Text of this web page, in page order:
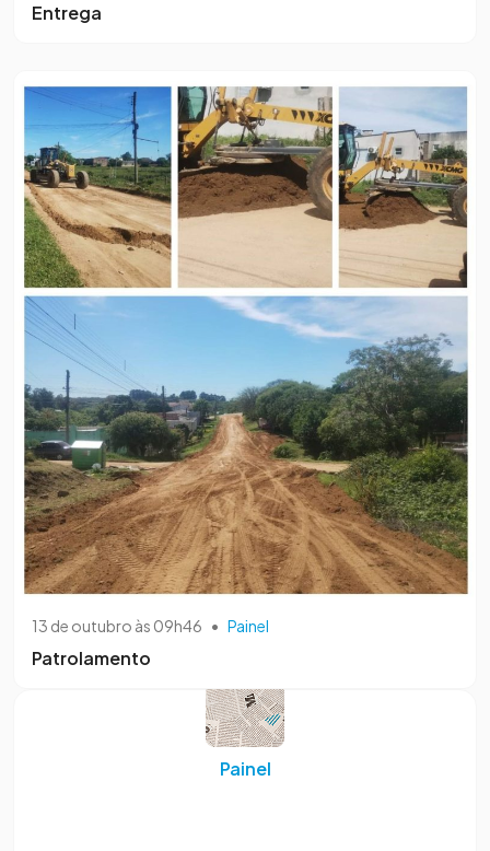
Entrega
13 de outubro às 09h46 • Painel
Patrolamento
Painel